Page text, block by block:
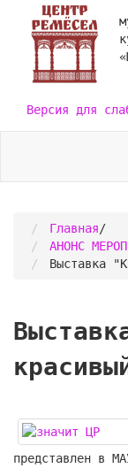
Версия для
Главная/
АНОНС
Выставка
представлен в